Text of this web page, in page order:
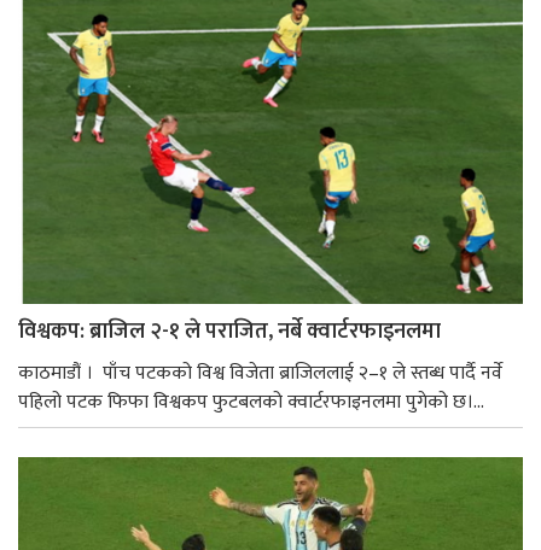
विश्वकप: ब्राजिल २-१ ले पराजित, नर्बे क्वार्टरफाइनलमा
काठमाडौं । पाँच पटकको विश्व विजेता ब्राजिललाई २–१ ले स्तब्ध पार्दै नर्वे
पहिलो पटक फिफा विश्वकप फुटबलको क्वार्टरफाइनलमा पुगेको छ।...